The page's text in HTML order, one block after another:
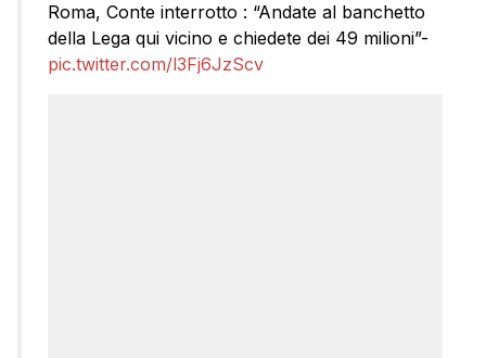
Roma, Conte interrotto : “Andate al banchetto
della Lega qui vicino e chiedete dei 49 milioni”-
pic.twitter.com/l3Fj6JzScv